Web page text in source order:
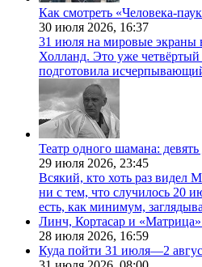
Как смотреть «Человека-
30 июля 2026, 16:37
31 июля на мировые экраны
Холланд. Это уже
подготовила
Театр одного шамана:
29 июля 2026, 23:45
Всякий, кто хоть раз видел
ни с тем, что случилось 20
есть, как минимум,
Линч, Кортасар и
28 июля 2026, 16:59
Куда пойти 31 июля—2